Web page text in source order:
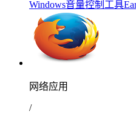
Windows音量控制工具
网络应用
/